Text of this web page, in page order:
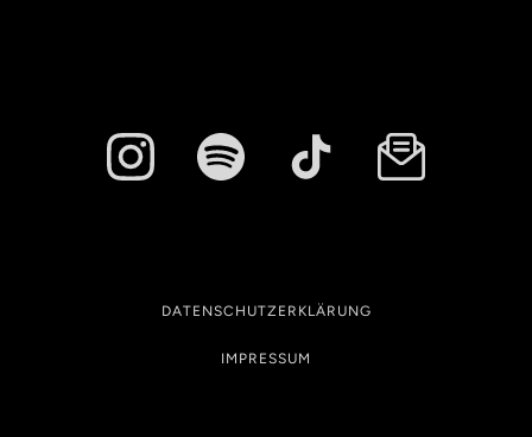
DATENSCHUTZERKLÄRUNG
IMPRESSUM